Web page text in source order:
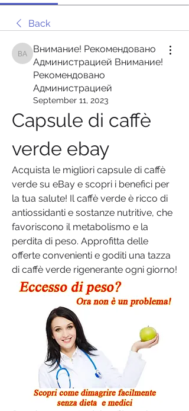
Back
Внимание! Рекомендовано Администрацией
Внимание! Рекомендовано
Администрацией Внимание!
Рекомендовано
Администрацией
September 11, 2023
Capsule di caffè
verde ebay
Acquista le migliori capsule di caffè
verde su eBay e scopri i benefici per
la tua salute! Il caffè verde è ricco di
antiossidanti e sostanze nutritive, che
favoriscono il metabolismo e la
perdita di peso. Approfitta delle
offerte convenienti e goditi una tazza
di caffè verde rigenerante ogni giorno!